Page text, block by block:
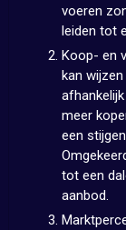
voeren
leiden tot
Koop- en
kan
meer
een
tot een
aanbod.